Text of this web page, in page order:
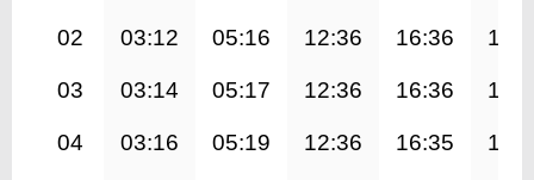
02 03:12 05:16 12:36 16:36
03 03:14 05:17 12:36 16:36
04 03:16 05:19 12:36 16:35